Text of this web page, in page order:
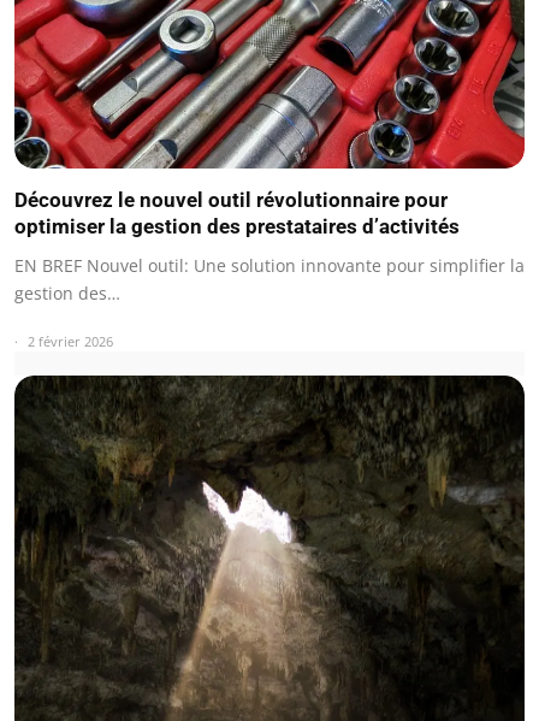
Découvrez le nouvel outil révolutionnaire pour
optimiser la gestion des prestataires d’activités
EN BREF Nouvel outil: Une solution innovante pour simplifier la
gestion des…
2 février 2026